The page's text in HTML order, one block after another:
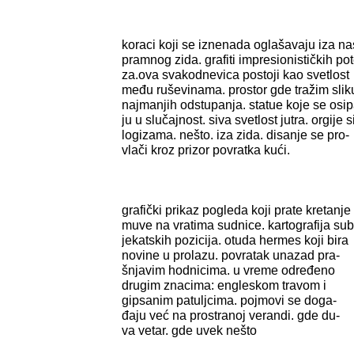
koraci koji se iznenada oglašavaju iza
pramnog zida. grafiti impresionističkih
za.ova svakodnevica postoji kao svetlost
među ruševinama. prostor gde tražim
najmanjih odstupanja. statue koje se
ju u slučajnost. siva svetlost jutra. orgije
logizama. nešto. iza zida. disanje se pro-
vlači kroz prizor povratka kući.
grafički prikaz pogleda koji prate kretanje
muve na vratima sudnice. kartografija
jekatskih pozicija. otuda hermes koji bira
novine u prolazu. povratak unazad pra-
šnjavim hodnicima. u vreme određeno
drugim znacima: engleskom travom i
gipsanim patuljcima. pojmovi se doga-
đaju već na prostranoj verandi. gde du-
va vetar. gde uvek nešto